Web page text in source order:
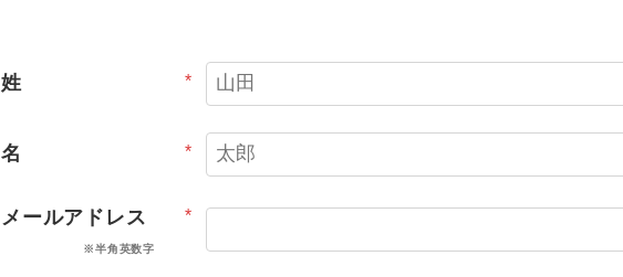
*
姓
*
名
*
メールアドレス
※半角英数字